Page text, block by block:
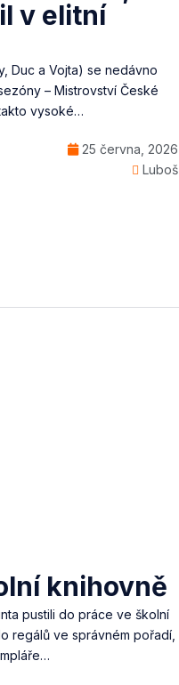
v elitní
Duc a Vojta) se nedávno
– Mistrovství České
vysoké…
25 června, 2026
Luboš
knihovně
pustili do práce ve školní
regálů ve správném pořadí,